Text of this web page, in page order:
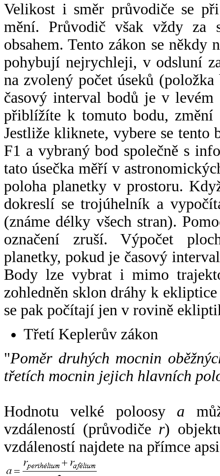
Velikost i směr průvodiče se
mění. Průvodič však vždy za
obsahem. Tento zákon se někdy
pohybují nejrychleji, v odsluní
na zvolený počet úseků
časový interval bodů je v
přiblížíte k tomuto bodu,
Jestliže kliknete, vybere se tento
F1 a vybraný bod společně s
tato úsečka měří v
poloha planetky v prostoru.
dokreslí se trojúhelník a
(známe délky všech stran).
označení zruší. Výpočet
planetky, pokud je časový
Body lze vybrat i mimo
zohledněn sklon dráhy k
se pak počítají jen v rovině
Třetí Keplerův zákon
"Poměr druhých mocnin
třetích mocnin jejich hlavních
Hodnotu velké poloosy a
vzdáleností (průvodiče r)
vzdáleností najdete na přímce